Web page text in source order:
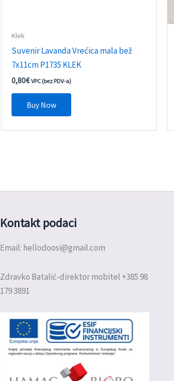
Klek
Suvenir Lavanda Vrećica mala bež
7x11cm P1735 KLEK
0,80€ VPC (bez PDV-a)
Buy Now
Kontakt podaci
Email: hellodoosi@gmail.com
Zdravko Batalić-direktor mobitel +385 98
179 3891